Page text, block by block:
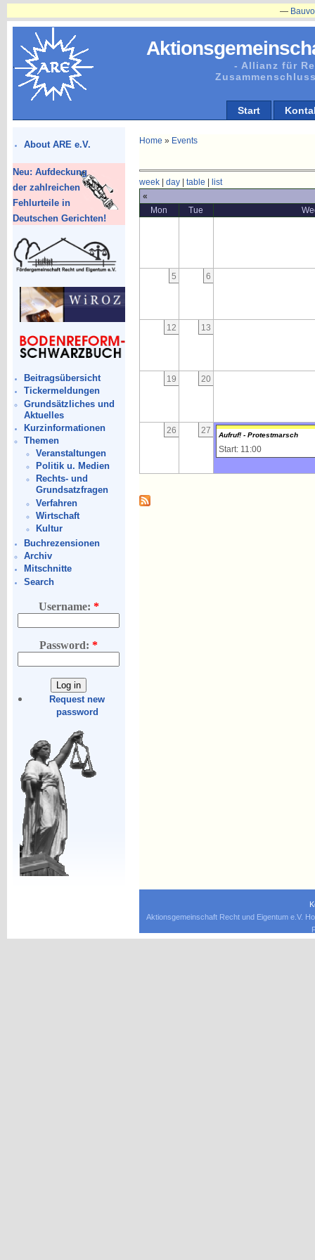
- Allianz für
Start
About ARE e.V.
Neu: Aufdeckung
der zahlreichen
Fehlurteile in
Deutschen Gerichten!
Beitragsübersicht
Tickermeldungen
Grundsätzliches und
Aktuelles
Kurzinformationen
Themen
Veranstaltungen
Politik u. Medien
Rechts- und
Grundsatzfragen
Verfahren
Wirtschaft
Kultur
Buchrezensionen
Archiv
Mitschnitte
Search
Username: *
Password:*
Request new
password
Home » Events
week| day| table
list
«
Mon
Tue
5 6
12 13
19 20
26 27 Aufruf! - Protestmarsch
Start: 11:00
Aktionsgemeinschaft Recht und Eigentum e.V.